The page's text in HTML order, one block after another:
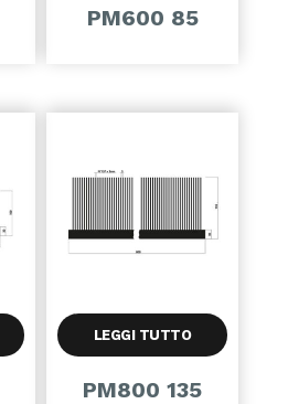
PM600 85
LEGGI TUTTO
PM800 135